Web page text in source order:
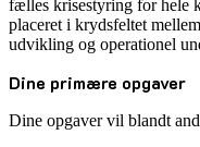
fælles krisestyring for hele
placeret i krydsfeltet
udvikling og operationel
Dine primære opgaver
Dine opgaver vil blandt